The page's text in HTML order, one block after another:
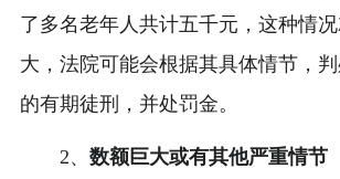
了多名老年人共计五千元，这种情
大，法院可能会根据其具体情节，
的有期徒刑，并处罚金。
2、 数额巨大或有其他严重情节